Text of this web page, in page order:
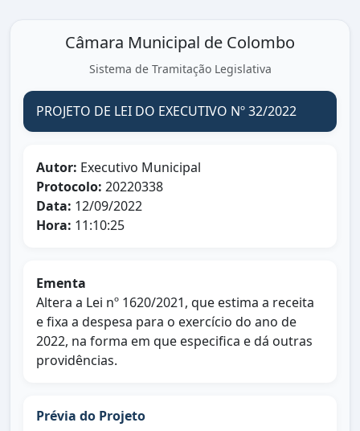
Câmara Municipal de Colombo
Sistema de Tramitação Legislativa
PROJETO DE LEI DO EXECUTIVO Nº 32/2022
Autor: Executivo Municipal
Protocolo: 20220338
Data: 12/09/2022
Hora: 11:10:25
Ementa
Altera a Lei nº 1620/2021, que estima a receita
e fixa a despesa para o exercício do ano de
2022, na forma em que especifica e dá outras
providências.
Prévia do Projeto